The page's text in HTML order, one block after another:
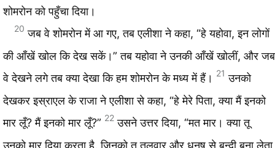
शोमरोन को पहुँचा दिया।
20 जब वे शोमरोन में आ गए, तब एलीशा ने कहा, “हे यहोवा, इन लोगों
की आँखें खोल कि देख सकें।” तब यहोवा ने उनकी आँखें खोलीं, और जब
वे देखने लगे तब क्या देखा कि हम शोमरोन के मध्य में हैं। 21 उनको
देखकर इस्राएल के राजा ने एलीशा से कहा, “हे मेरे पिता, क्या मैं इनको
मार लूँ? मैं इनको मार लूँ?” 22 उसने उत्तर दिया, “मत मार। क्या तू
उनको मार दिया करता है, जिनको तू तलवार और धनुष से बन्दी बना लेता